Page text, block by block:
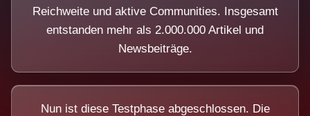
Reichweite und aktive Communities. Insgesamt
entstanden mehr als 2.000.000 Artikel und
Newsbeiträge.
Nun ist diese Testphase abgeschlossen. Die